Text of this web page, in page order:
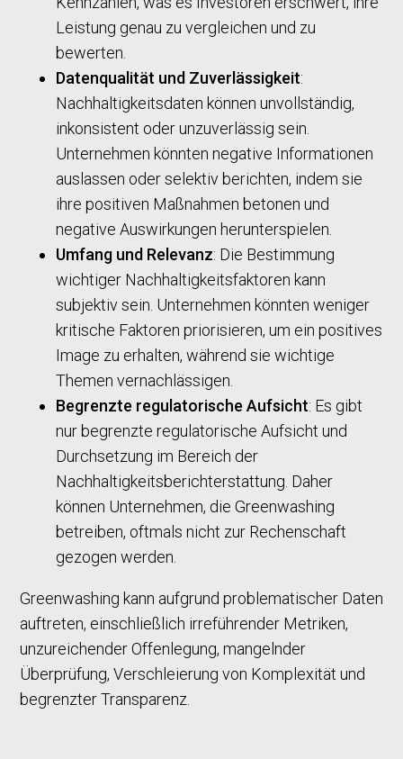
Leistung genau zu vergleichen und zu
bewerten.
Datenqualität und Zuverlässigkeit:
Nachhaltigkeitsdaten können unvollständig,
inkonsistent oder unzuverlässig sein.
Unternehmen könnten negative Informationen
auslassen oder selektiv berichten, indem sie
ihre positiven Maßnahmen betonen und
negative Auswirkungen herunterspielen.
Umfang und Relevanz: Die Bestimmung
wichtiger Nachhaltigkeitsfaktoren kann
subjektiv sein. Unternehmen könnten weniger
kritische Faktoren priorisieren, um ein positives
Image zu erhalten, während sie wichtige
Themen vernachlässigen.
Begrenzte regulatorische Aufsicht: Es gibt
nur begrenzte regulatorische Aufsicht und
Durchsetzung im Bereich der
Nachhaltigkeitsberichterstattung. Daher
können Unternehmen, die Greenwashing
betreiben, oftmals nicht zur Rechenschaft
gezogen werden.
Greenwashing kann aufgrund problematischer Daten
auftreten, einschließlich irreführender Metriken,
unzureichender Offenlegung, mangelnder
Überprüfung, Verschleierung von Komplexität und
begrenzter Transparenz.